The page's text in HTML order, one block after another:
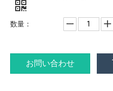
数量：
お問い合わせ